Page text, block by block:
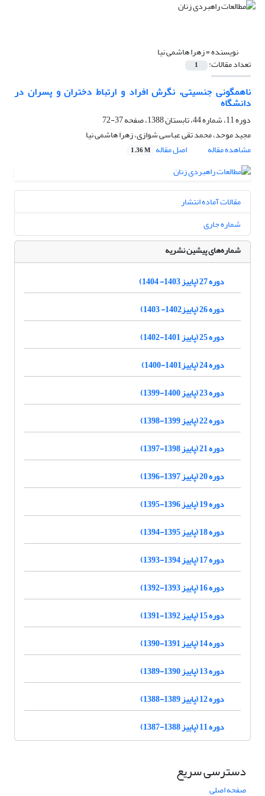
نویسنده =زهرا هاشمی نیا
تعداد مقالات: 1
ناهمگونی جنسیتی، نگرش افراد و ارتباط دختران و پسران در
دانشگاه
دوره 11، شماره 44، تابستان 1388، صفحه
37-72
مجید موحد، محمد تقی عباسی شوازی، زهرا هاشمی نیا
مشاهده مقاله
اصل مقاله 1.36 M
مقالات آماده انتشار
شماره جاری
شماره‌های پیشین نشریه
دوره 27 (پاییز 1403- 1404)
دوره 26 (پاییز1402- 1403)
دوره 25 (پاییز 1401-1402)
دوره 24 (پاییز1401-1400)
دوره 23 (پاییز 1400-1399)
دوره 22 (پاییز 1399-1398)
دوره 21 (پاییز 1398-1397)
دوره 20 (پاییز 1397-1396)
دوره 19 (پاییز 1396-1395)
دوره 18 (پاییز 1395-1394)
دوره 17 (پاییز 1394-1393)
دوره 16 (پاییز 1393-1392)
دوره 15 (پاییز 1392-1391)
دوره 14 (پاییز 1391-1390)
دوره 13 (پاییز 1390-1389)
دوره 12 (پاییز 1389-1388)
دوره 11 (پاییز 1388-1387)
دسترسی سریع
صفحه اصلی